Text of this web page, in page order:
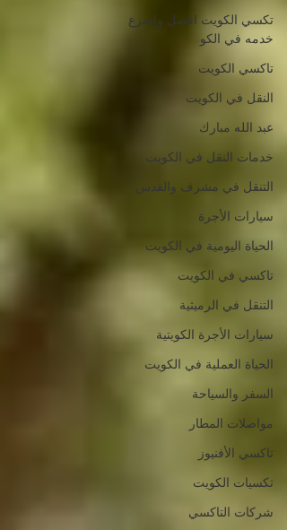
تكسي الكويت افضل واسرع
خدمه في الكو
تاكسي الكويت
النقل في الكويت
عبد الله مبارك
خدمات النقل في الكويت
التنقل في مشرف والقدس
سيارات الأجرة
الحياة اليومية في الكويت
تاكسي في الكويت
التنقل في الرميثية
سيارات الأجرة الكويتية
الحياة العملية في الكويت
السفر والسياحة
مواصلات المطار
تاكسي الأفنيوز
تكسيات الكويت
شركات التاكسي